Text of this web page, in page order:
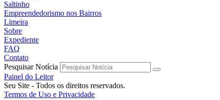
Saltinho
Empreendedorismo nos Bairros
Limeira
Sobre
Expediente
FAQ
Contato
Pesquisar Notícia
Painel do Leitor
Seu Site - Todos os direitos reservados.
Termos de Uso e Privacidade